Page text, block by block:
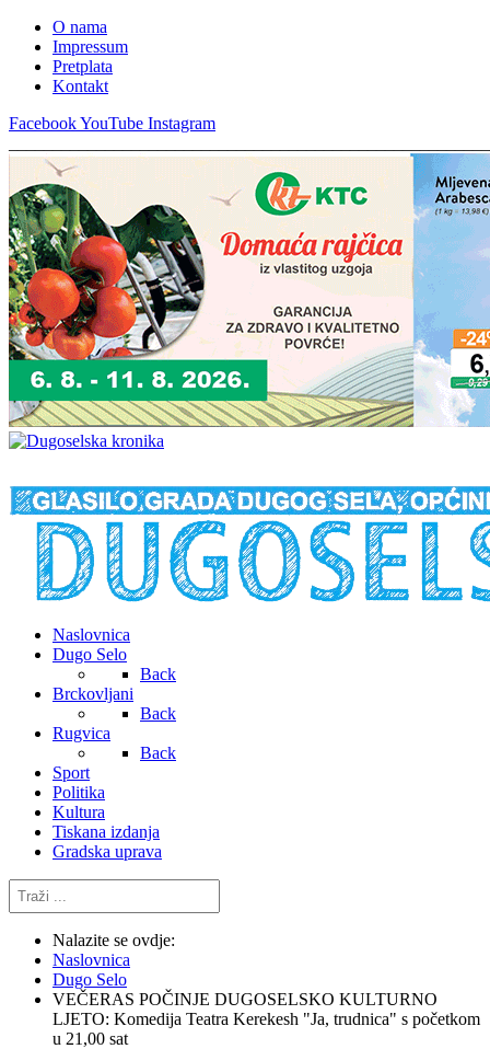
O nama
Impressum
Pretplata
Kontakt
FacebookYouTube Instagram
Naslovnica
Dugo Selo
Back
Brckovljani
Back
Rugvica
Back
Sport
Politika
Kultura
Tiskana izdanja
Gradska uprava
Traži
...
Nalazite se ovdje:
Naslovnica
Dugo Selo
VEČERAS POČINJE DUGOSELSKO KULTURNO
LJETO: Komedija Teatra Kerekesh "Ja, trudnica" s početkom
u 21,00 sat